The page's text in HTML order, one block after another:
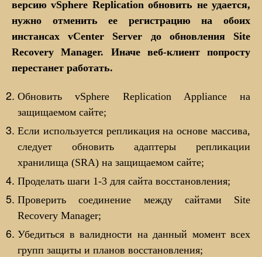
версию vSphere Replication обновить не удается,
нужно отменить ее регистрацию на обоих
инстансах vCenter Server до обновления Site
Recovery Manager. Иначе веб-клиент попросту
перестанет работать.
Обновить vSphere Replication Appliance на
защищаемом сайте;
Если используется репликация на основе массива,
следует обновить адаптеры репликации
хранилища (SRA) на защищаемом сайте;
Проделать шаги 1-3 для сайта восстановления;
Проверить соединение между сайтами Site
Recovery Manager;
Убедиться в валидности на данный момент всех
групп защиты и планов восстановления;